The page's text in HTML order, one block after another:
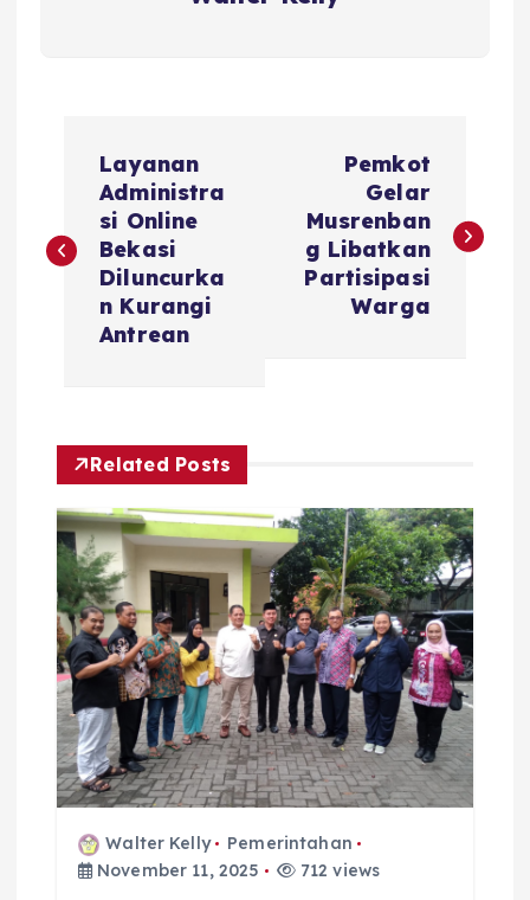
s
a
v
g
a
t
Layanan
Administra
si Online
Bekasi
Diluncurka
n Kurangi
Antrean
Pemkot
Gelar
Musrenban
g Libatkan
Partisipasi
Warga
Related Posts
Walter Kelly
Pemerintahan
November 11, 2025
712 views